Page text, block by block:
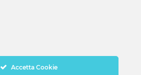
Accetta Cookie